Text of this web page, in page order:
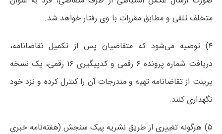
متخلف تلقی و مطابق مقررات با وی رفتار خواهد شد.
۴) توصیه می‌شود که متقاضیان پس از تکمیل تقاضانامه،
دریافت شماره پرونده ۶ رقمی و کدپیگیری ۱۶ رقمی، یک نسخه
پرینت از تقاضانامه تهیه و مندرجات آن را کنترل کرده و نزد خود
نگهداری کنند.
۵) هرگونه تغییری از طریق نشریه پیک سنجش (هفته‌نامه خبری